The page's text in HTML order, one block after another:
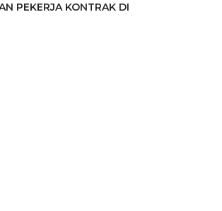
PEKERJA KONTRAK DI